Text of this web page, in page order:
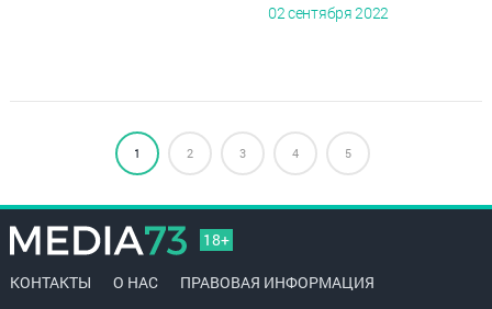
02 сентября 2022
1 2 3 4 5
18+
КОНТАКТЫ О НАС ПРАВОВАЯ ИНФОРМАЦИЯ